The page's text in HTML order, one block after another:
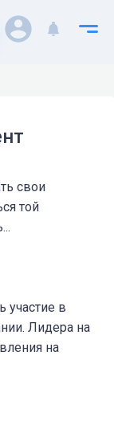
свои
той
участие в
Лидера на
на